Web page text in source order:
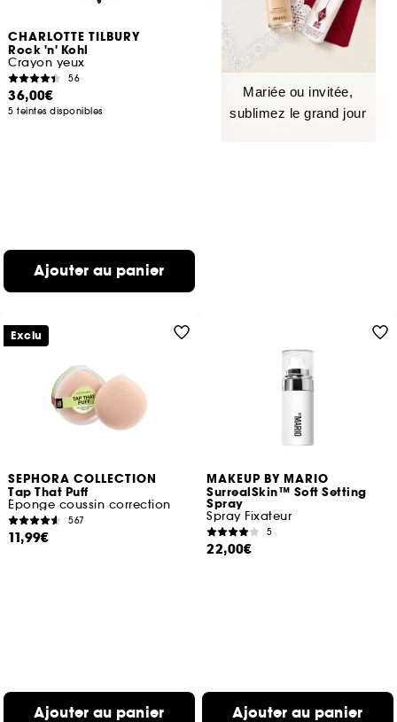
CHARLOTTE TILBURY
Rock 'n' Kohl
Crayon yeux
56
36,00€
5 teintes disponibles
Ajouter au panier
Mariée ou invitée,
sublimez le grand jour
SEPHORA COLLECTION
Tap That Puff
Éponge coussin correction
567
11,99€
Ajouter au panier
Exclu
MAKEUP BY MARIO
SurrealSkin™ Soft Setting
Spray
Spray Fixateur
5
22,00€
Ajouter au panier